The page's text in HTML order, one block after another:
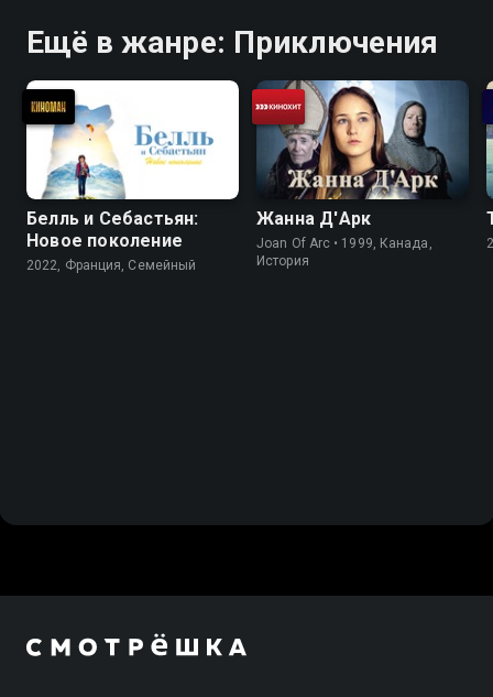
Ещё в жанре: Приключения
Белль и Себастьян:
Новое поколение
2022, Франция, Cемейный
Жанна Д'Арк
Joan Of Arc • 1999, Канада,
История